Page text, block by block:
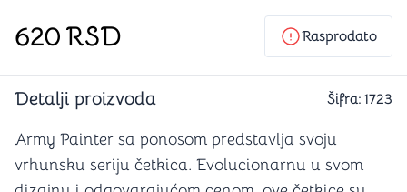
620RSD Rasprodato
Detalji proizvoda Šifra:1723
Army Painter sa ponosom predstavlja svoju
vrhunsku seriju četkica. Evolucionarnu u svom